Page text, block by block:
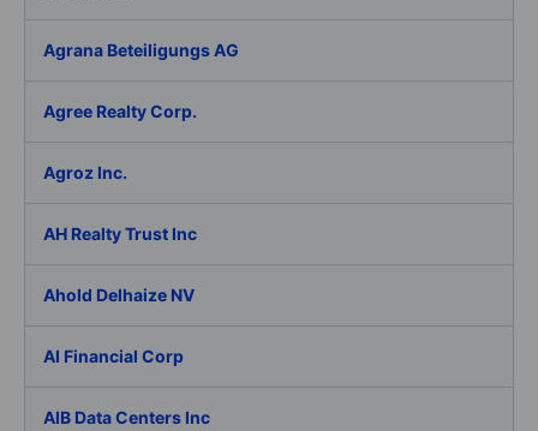
Agrana Beteiligungs AG
Agree Realty Corp.
Agroz Inc.
AH Realty Trust Inc
Ahold Delhaize NV
AI Financial Corp
AIB Data Centers Inc